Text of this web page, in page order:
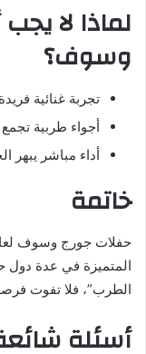
لماذا لا
وسوف؟
تجربة غنائية
أجواء طربية تجمع
أداء مباشر يبهر
خاتمة
المتميزة في عدة دول
الطرب”، فلا تفوت
أسئلة